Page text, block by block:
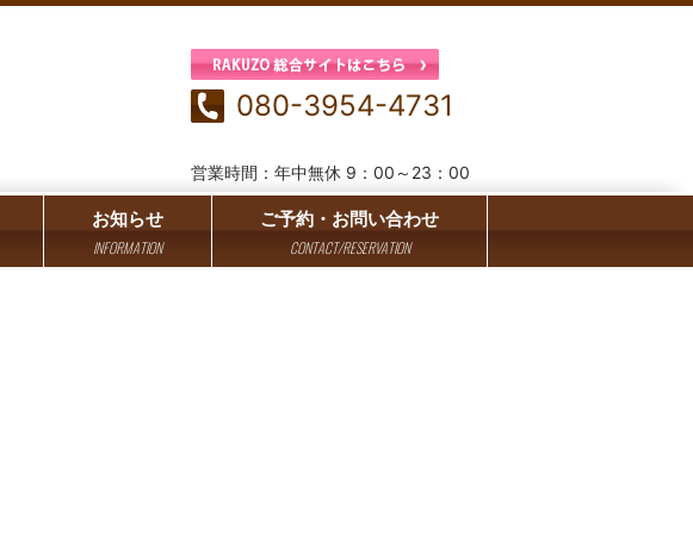
080-3954-4731
営業時間：年中無休 9：00～23：00
お知らせ
INFORMATION
ご予約・お問い合わせ
CONTACT/RESERVATION